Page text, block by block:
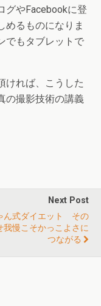
グやFacebookに登
めるものになりま
でもタブレットで
ければ、こうした
の撮影技術の講義
Next Post
ん式ダイエット その
慢こそかっこよさに
つながる